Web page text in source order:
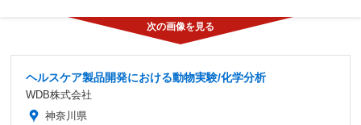
ヘルスケア製品開発における動物実験/化学分析
WDB株式会社
神奈川県